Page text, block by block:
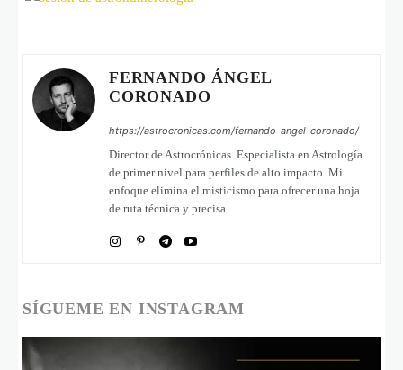
FERNANDO ÁNGEL
CORONADO
https://astrocronicas.com/fernando-angel-coronado/
Director de Astrocrónicas. Especialista en Astrología
de primer nivel para perfiles de alto impacto. Mi
enfoque elimina el misticismo para ofrecer una hoja
de ruta técnica y precisa.
SÍGUEME EN INSTAGRAM